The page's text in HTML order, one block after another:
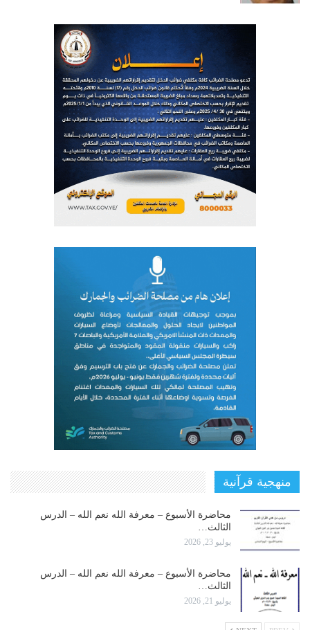
منهجية قرآنية
محاضرة الأسبوع – معرفة الله نعم الله – الدرس
الثالث…
يوليو 23, 2026
محاضرة الأسبوع – معرفة الله نعم الله – الدرس
الثالث…
يوليو 21, 2026